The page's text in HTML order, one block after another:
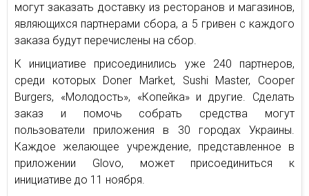
могут заказать доставку из ресторанов и магазинов,
являющихся партнерами сбора, а 5 гривен с каждого
заказа будут перечислены на сбор.
К инициативе присоединились уже 240 партнеров,
среди которых Doner Market, Sushi Master, Cooper
Burgers, «Молодость», «Копейка» и другие. Сделать
заказ и помочь собрать средства могут
пользователи приложения в 30 городах Украины.
Каждое желающее учреждение, представленное в
приложении Glovo, может присоединиться к
инициативе до 11 ноября.